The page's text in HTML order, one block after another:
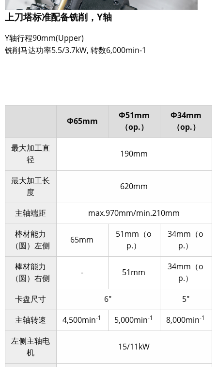
上刀塔标准配备铣削，Y轴
Y轴行程90mm(Upper)
铣削马达功率5.5/3.7kW, 转数6,000min-1
Φ65mm
Φ51mm
（op.）
Φ34mm
（op.）
最大加工直
径
190mm
最大加工长
度
620mm
主轴端距
max.970mm/min.210mm
棒材能力
（圆）左侧
65mm
51mm（o
p.）
34mm（o
p.）
棒材能力
（圆）右侧
- 51mm
34mm（o
p.）
卡盘尺寸
6″
5″
主轴转速
4,500min-1 5,000min-1 8,000min-1
左侧主轴电
机
15/11kW